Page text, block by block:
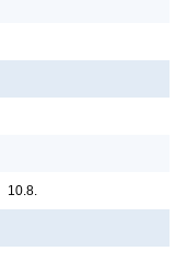
10.8.